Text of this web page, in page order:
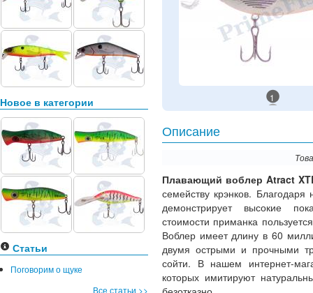
Новое в категории
Статьи
Поговорим о щуке
Все статьи >>
1
Описание
Плавающий воблер Atract
семейству крэнков. Благодаря
демонстрирует высокие
стоимости приманка
Воблер имеет длину в 60
двумя острыми и прочными
сойти. В нашем интернет-
которых имитируют